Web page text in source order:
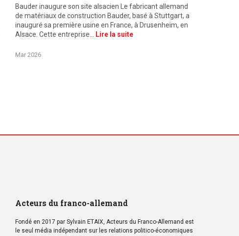
Bauder inaugure son site alsacien Le fabricant allemand
de matériaux de construction Bauder, basé à Stuttgart, a
inauguré sa première usine en France, à Drusenheim, en
Alsace. Cette entreprise…
Lire la suite
Mar 2026
Acteurs du franco-allemand
Fondé en 2017 par Sylvain ETAIX, Acteurs du Franco-Allemand est
le seul média indépendant sur les relations politico-économiques